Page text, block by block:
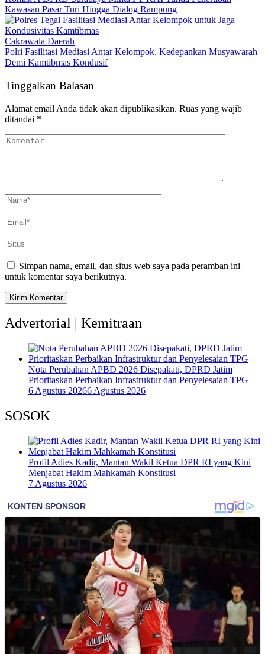
Kawasan Pasar Turi Hingga Dialog Rampung
Cakrawala Daerah
Polri Fasilitasi Mediasi Antar Kelompok, Kedepankan Musyawarah
Demi Kamtibmas Kondusif
Tinggalkan Balasan
Alamat email Anda tidak akan dipublikasikan. Ruas yang wajib
ditandai *
Simpan nama, email, dan situs web saya pada peramban ini
untuk komentar saya berikutnya.
Advertorial | Kemitraan
Nota Perubahan APBD 2026 Disepakati, DPRD Jatim
Prioritaskan Perbaikan Infrastruktur dan Penyelesaian TPG
6 Agustus 20266 Agustus 2026
SOSOK
Profil Adies Kadir, Mantan Wakil Ketua DPR RI yang Kini
Menjabat Hakim Mahkamah Konstitusi
7 Agustus 2026